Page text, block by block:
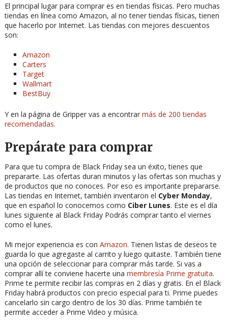
El principal lugar para comprar es en tiendas físicas. Pero muchas
tiendas en línea como Amazon, al no tener tiendas físicas, tienen
que hacerlo por Internet. Las tiendas con mejores descuentos
son:
Amazon
Carters
Target
Wallmart
BestBuy
Y en la página de Gripper vas a encontrar más de 200 tiendas
recomendadas.
Prepárate para comprar
Para que tu compra de Black Friday sea un éxito, tienes que
prepararte. Las ofertas duran minutos y las ofertas son muchas y
de productos que no conoces. Por eso es importante prepararse.
Las tiendas en Internet, también inventaron el Cyber Monday,
que en español lo conocemos como Ciber Lunes. Este es el día
lunes siguiente al Black Friday Podrás comprar tanto el viernes
como el lunes.
Mi mejor experiencia es con Amazon. Tienen listas de deseos te
guarda lo que agregaste al carrito y luego quitaste. También tiene
una opción de seleccionar para comprar más tarde. Si vas a
comprar allí te conviene hacerte una membresía Prime gratuita.
Prime te permite recibir las compras en 2 días y gratis. En el Black
Friday habrá productos con precio especial para ti. Prime puedes
cancelarlo sin cargo dentro de los 30 días. Prime también te
permite acceder a Prime Video y música.